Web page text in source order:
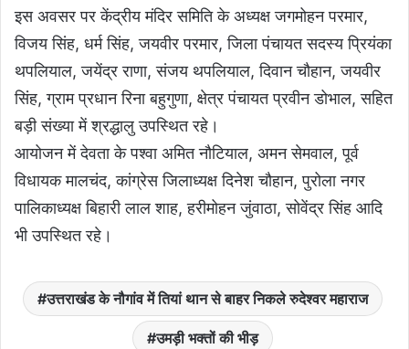
इस अवसर पर केंद्रीय मंदिर समिति के अध्यक्ष जगमोहन परमार,
विजय सिंह, धर्म सिंह, जयवीर परमार, जिला पंचायत सदस्य प्रियंका
थपलियाल, जयेंद्र राणा, संजय थपलियाल, दिवान चौहान, जयवीर
सिंह, ग्राम प्रधान रिना बहुगुणा, क्षेत्र पंचायत प्रवीन डोभाल, सहित
बड़ी संख्या में श्रद्धालु उपस्थित रहे।
आयोजन में देवता के पश्वा अमित नौटियाल, अमन सेमवाल, पूर्व
विधायक मालचंद, कांग्रेस जिलाध्यक्ष दिनेश चौहान, पुरोला नगर
पालिकाध्यक्ष बिहारी लाल शाह, हरीमोहन जुंवाठा, सोवेंद्र सिंह आदि
भी उपस्थित रहे।
उत्तराखंड के नौगांव में तियां थान से बाहर निकले रुदेश्वर महाराज
उमड़ी भक्तों की भीड़